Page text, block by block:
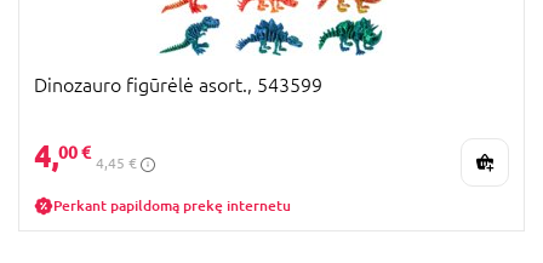
Dinozauro figūrėlė asort., 543599
4,00 €
4,45 €
Perkant papildomą prekę internetu